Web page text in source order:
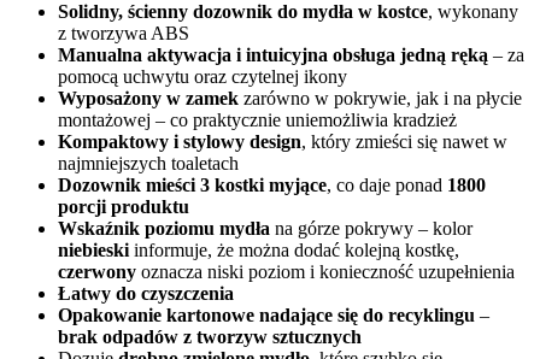
Solidny, ścienny dozownik do mydła w kostce, wykonany
z tworzywa ABS
Manualna aktywacja i intuicyjna obsługa jedną ręką – za
pomocą uchwytu oraz czytelnej ikony
Wyposażony w zamek zarówno w pokrywie, jak i na płycie
montażowej – co praktycznie uniemożliwia kradzież
Kompaktowy i stylowy design, który zmieści się nawet w
najmniejszych toaletach
Dozownik mieści 3 kostki myjące, co daje ponad 1800
porcji produktu
Wskaźnik poziomu mydła na górze pokrywy – kolor
niebieski informuje, że można dodać kolejną kostkę,
czerwony oznacza niski poziom i konieczność uzupełnienia
Łatwy do czyszczenia
Opakowanie kartonowe nadające się do recyklingu –
brak odpadów z tworzyw sztucznych